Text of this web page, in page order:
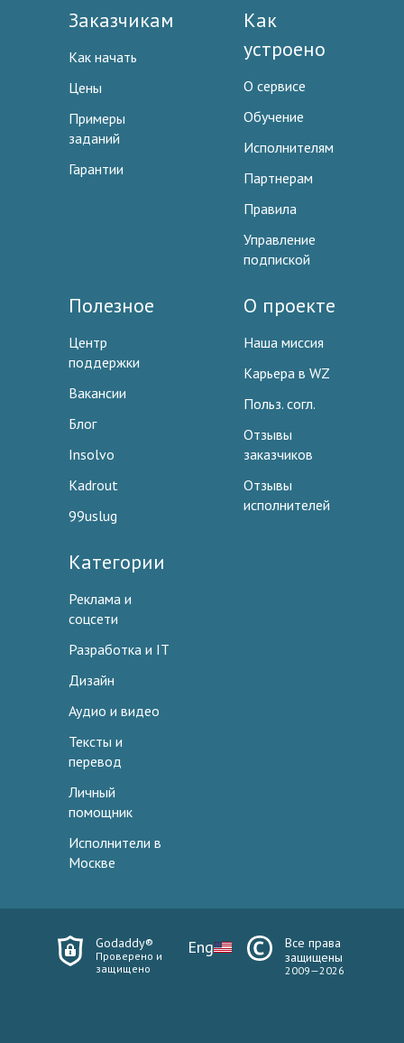
Заказчикам
Как начать
Цены
Примеры
заданий
Гарантии
Как
устроено
О сервисе
Обучение
Исполнителям
Партнерам
Правила
Управление
подпиской
Полезное
Центр
поддержки
Вакансии
Блог
Insolvo
Kadrout
99uslug
О проекте
Наша миссия
Карьера в WZ
Польз. согл.
Отзывы
заказчиков
Отзывы
исполнителей
Категории
Реклама и
соцсети
Разработка и IT
Дизайн
Аудио и видео
Тексты и
перевод
Личный
помощник
Исполнители в
Москве
Godaddy®
Проверено и
защищено
Eng
Все права
защищены
2009—2026